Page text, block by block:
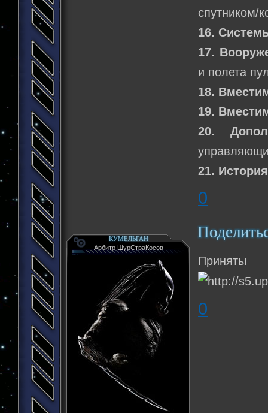
спутником/
16.
17.
и полета
18.
19.
20.
21.
0
КУМЕЛЬГАН
Арбитр ШурСтраКосов
Приняты
0